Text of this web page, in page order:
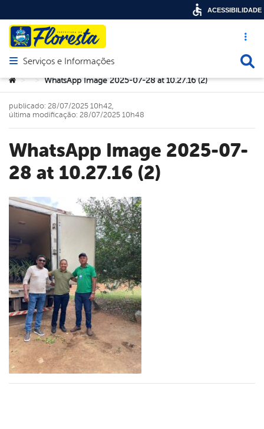
Acesso
Abrir menu principal de navegação
Serviços e Informações
Você está aqui:
> > WhatsApp Image 2025-07-28 at 10.27.16 (2)
WhatsApp Image 2025-07-
28 at 10.27.16 (2)
publicado: 28/07/2025 10h42,
última modificação: 28/07/2025 10h48
ACESSIBILIDADE